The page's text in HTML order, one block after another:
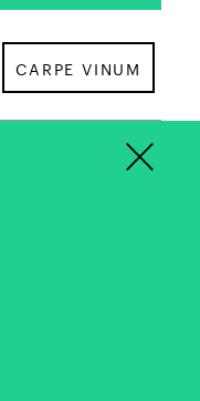
CARPE VINUM
×